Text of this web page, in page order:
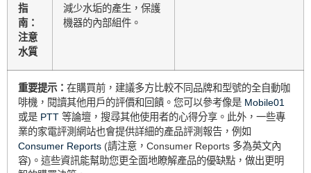
指
南：
注意
水質
減少水垢的產生，保護
機器的內部組件。
重要提示： 在購買前，建議多方比較不同品牌和型號的全自動咖
啡機，閱讀其他用戶的評價和回饋。您可以參考像是 Mobile01
或是 PTT 等論壇，搜尋其他使用者的心得分享。此外，一些專
業的家電評測網站也會提供詳細的產品評測報告，例如
Consumer Reports (請注意，Consumer Reports 多為英文內
容)。這些資訊能幫助您更全面地瞭解產品的優缺點，做出更明